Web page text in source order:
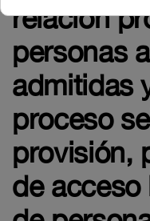
relación
personas
admitidas
proceso
provisión,
de acceso